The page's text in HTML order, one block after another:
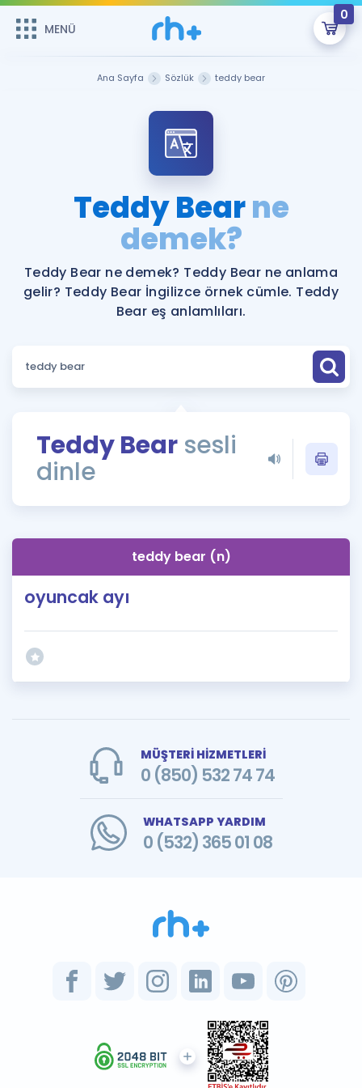
MENÜ
0
Şifremi Hatırlamıyorum
Sepetin Şu An Boş.
Remzi Hoca ile seni sınava hazırlayacak onlarca eğitim seni
bekliyor!
MENÜ
Katılımcı Görüşleri
Faydalı Araçlar
Ücretsiz Kaynaklar
Puan Hesaplama
ÖSYM Sınav Takvimi
Kampanyalar
İngilizce Gramer
İngilizce Gramer
Ana Sayfa Sözlük teddy bear
Teddy Bearne
demek?
Teddy Bear ne demek? Teddy Bear ne anlama
gelir? Teddy Bear İngilizce örnek cümle. Teddy
Bear eş anlamlıları.
Teddy Bear sesli
dinle
teddy bear (n)
oyuncak ayı
MÜŞTERİ HİZMETLERİ
0 (850) 532 74 74
WHATSAPP YARDIM
0 (532) 365 01 08